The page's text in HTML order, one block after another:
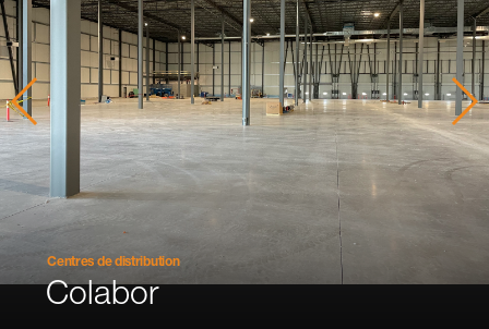
Centres de distribution
Colabor